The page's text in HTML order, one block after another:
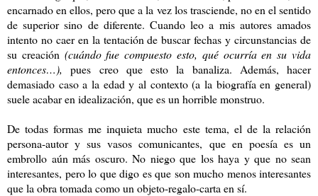
encarnado en ellos, pero que a la vez los trasciende, no en el sentido
de superior sino de diferente. Cuando leo a mis autores amados
intento no caer en la tentación de buscar fechas y circunstancias de
su creación (cuándo fue compuesto esto, qué ocurría en su vida
entonces…), pues creo que esto la banaliza. Además, hacer
demasiado caso a la edad y al contexto (a la biografía en general)
suele acabar en idealización, que es un horrible monstruo.
De todas formas me inquieta mucho este tema, el de la relación
persona-autor y sus vasos comunicantes, que en poesía es un
embrollo aún más oscuro. No niego que los haya y que no sean
interesantes, pero lo que digo es que son mucho menos interesantes
que la obra tomada como un objeto-regalo-carta en sí.